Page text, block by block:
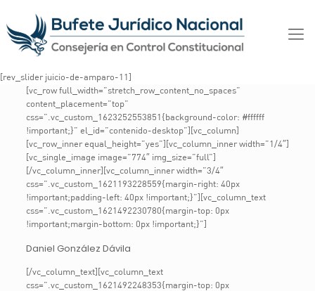
[rev_slider juicio-de-amparo-11]
[vc_row full_width=”stretch_row_content_no_spaces”
content_placement=”top”
css=”.vc_custom_1623252553851{background-color: #ffffff
!important;}” el_id=”contenido-desktop”][vc_column]
[vc_row_inner equal_height=”yes”][vc_column_inner width=”1/4″]
[vc_single_image image=”774″ img_size=”full”]
[/vc_column_inner][vc_column_inner width=”3/4″
css=”.vc_custom_1621193228559{margin-right: 40px
!important;padding-left: 40px !important;}”][vc_column_text
css=”.vc_custom_1621492230780{margin-top: 0px
!important;margin-bottom: 0px !important;}”]
Daniel González Dávila
[/vc_column_text][vc_column_text
css=”.vc_custom_1621492248353{margin-top: 0px